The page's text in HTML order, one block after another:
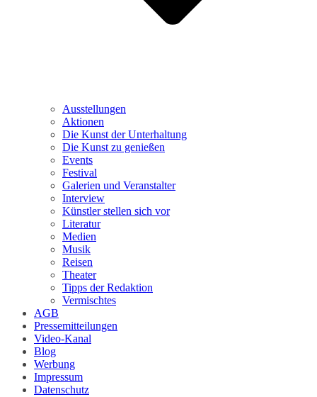
Ausstellungen
Aktionen
Die Kunst der Unterhaltung
Die Kunst zu genießen
Events
Festival
Galerien und Veranstalter
Interview
Künstler stellen sich vor
Literatur
Medien
Musik
Reisen
Theater
Tipps der Redaktion
Vermischtes
AGB
Pressemitteilungen
Video-Kanal
Blog
Werbung
Impressum
Datenschutz